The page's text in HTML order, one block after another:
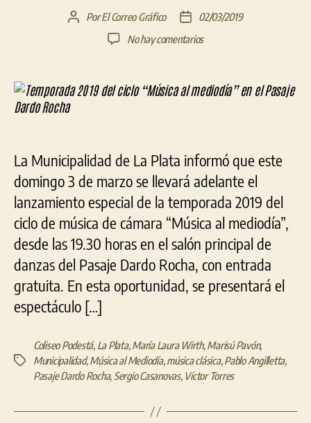
AutorPorEl Correo Gráfico
Fecha
de
02/03/2019
No hay comentariosen
del
ciclo
en
el
Pasaje
Dardo
Rocha
La Municipalidad de La Plata informó que este
domingo 3 de marzo se llevará adelante el
lanzamiento especial de la temporada 2019 del
ciclo de música de cámara “Música al mediodía”,
desde las 19.30 horas en el salón principal de
danzas del Pasaje Dardo Rocha, con entrada
gratuita. En esta oportunidad, se presentará el
espectáculo […]
Etiquetas
Coliseo Podestá, La Plata,María Laura Wirth,Marisú Pavón,
Municipalidad,Música al Mediodía,música clásica,Pablo Angilletta,
Pasaje Dardo Rocha, Sergio Casanovas, Víctor Torres